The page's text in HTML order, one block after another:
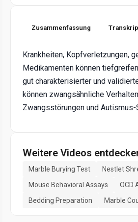
Zusammenfassung
Krankheiten, Kopfverletzungen,
Medikamenten können
gut charakterisierter und
können zwangsähnliche
Zwangsstörungen und
Weitere Videos
Marble Burying Test Nestlet
Mouse Behavioral Assays
OCD
Bedding Preparation
Marble